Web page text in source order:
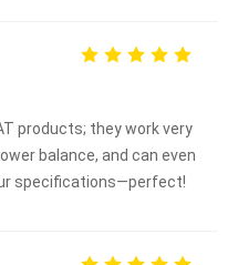
products; they work very
balance, and can even
specifications—perfect!